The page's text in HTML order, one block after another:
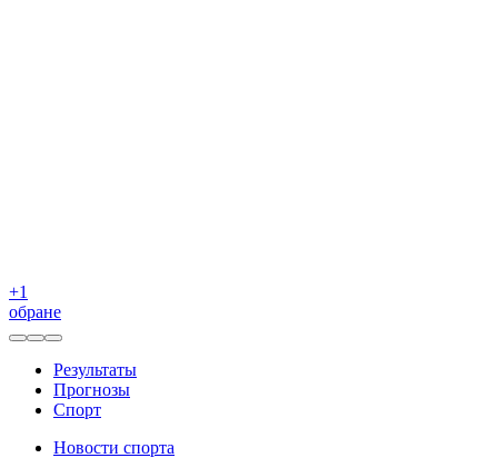
+1
обране
Результаты
Прогнозы
Спорт
Новости спорта